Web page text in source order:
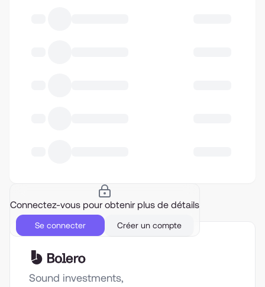
Connectez-vous pour obtenir plus de détails
Se connecter Créer un compte
Sound investments,